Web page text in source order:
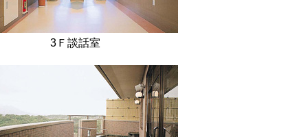
3Ｆ談話室